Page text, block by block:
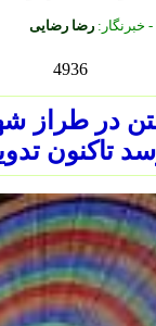
خبرنگار: رضا رضايى
4936
طراز
تاكنون